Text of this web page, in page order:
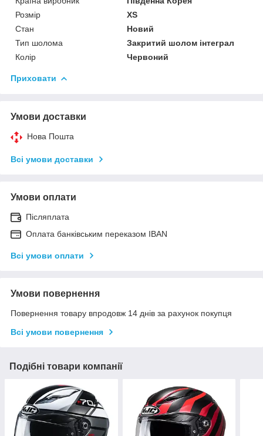
Розмір
XS
Стан
Новий
Тип шолома
Закритий шолом інтеграл
Колір
Червоний
Приховати
Умови доставки
Нова Пошта
Всі умови доставки
Умови оплати
Післяплата
Оплата банківським переказом IBAN
Всі умови оплати
Умови повернення
Повернення товару впродовж 14 днів за рахунок покупця
Всі умови повернення
Подібні товари компанії